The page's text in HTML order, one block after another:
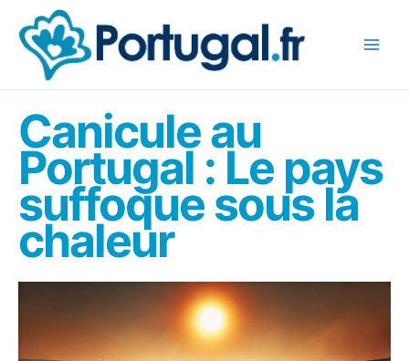
contenu
Canicule au
Portugal : Le pays
suffoque sous la
chaleur